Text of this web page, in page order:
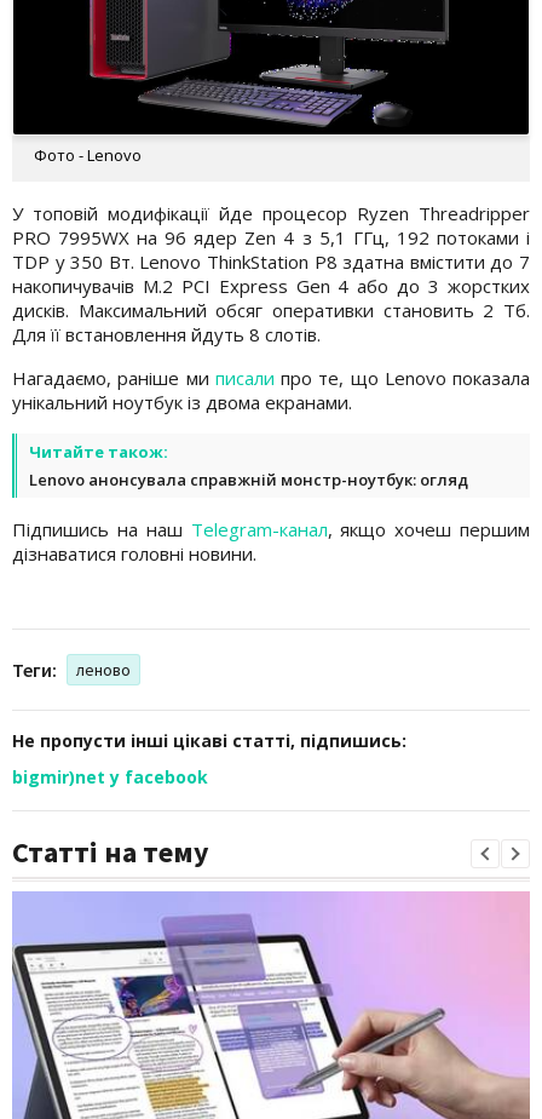
Фото - Lenovo
У топовій модифікації йде процесор Ryzen Threadripper
PRO 7995WX на 96 ядер Zen 4 з 5,1 ГГц, 192 потоками і
TDP у 350 Вт. Lenovo ThinkStation P8 здатна вмістити до 7
накопичувачів M.2 PCI Express Gen 4 або до 3 жорстких
дисків. Максимальний обсяг оперативки становить 2 Тб.
Для її встановлення йдуть 8 слотів.
Нагадаємо, раніше ми писали про те, що Lenovo показала
унікальний ноутбук із двома екранами.
Читайте також:
Lenovo анонсувала справжній монстр-ноутбук: огляд
Підпишись на наш Telegram-канал, якщо хочеш першим
дізнаватися головні новини.
Теги: леново
Не пропусти інші цікаві статті, підпишись:
bigmir)net у facebook
Статті на тему